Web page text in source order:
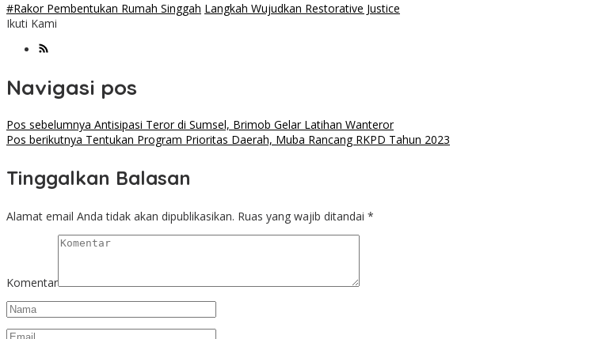
#Rakor Pembentukan Rumah Singgah Langkah Wujudkan Restorative Justice
Ikuti Kami
Navigasi pos
Pos sebelumnya Antisipasi Teror di Sumsel, Brimob Gelar Latihan Wanteror
Pos berikutnya Tentukan Program Prioritas Daerah, Muba Rancang RKPD Tahun 2023
Tinggalkan Balasan
Alamat email Anda tidak akan dipublikasikan. Ruas yang wajib ditandai *
Komentar